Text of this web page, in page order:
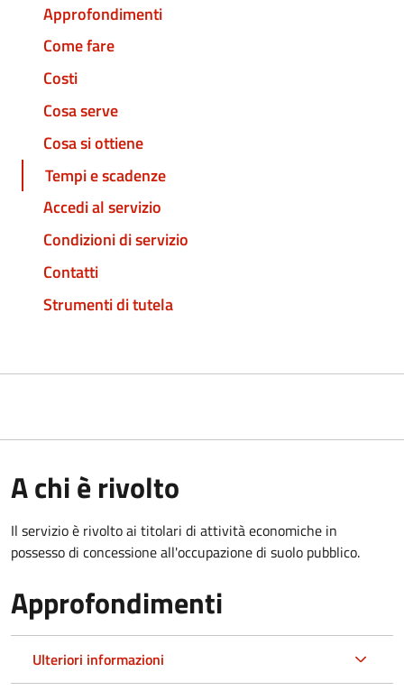
Approfondimenti
Come fare
Costi
Cosa serve
Cosa si ottiene
Tempi e scadenze
Accedi al servizio
Condizioni di servizio
Contatti
Strumenti di tutela
A chi è rivolto
Il servizio è rivolto ai titolari di attività economiche in
possesso di concessione all'occupazione di suolo pubblico.
Approfondimenti
Ulteriori informazioni